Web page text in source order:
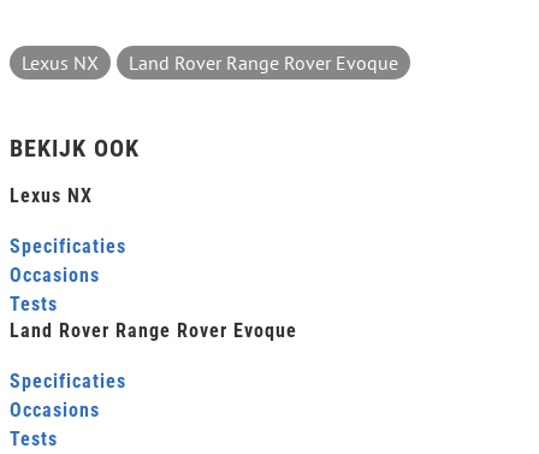
Lexus NX Land Rover Range Rover Evoque
BEKIJK OOK
Lexus NX
Specificaties
Occasions
Tests
Land Rover Range Rover Evoque
Specificaties
Occasions
Tests